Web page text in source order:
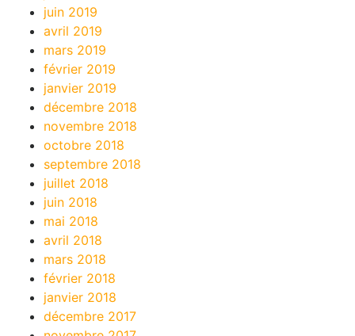
juin 2019
avril 2019
mars 2019
février 2019
janvier 2019
décembre 2018
novembre 2018
octobre 2018
septembre 2018
juillet 2018
juin 2018
mai 2018
avril 2018
mars 2018
février 2018
janvier 2018
décembre 2017